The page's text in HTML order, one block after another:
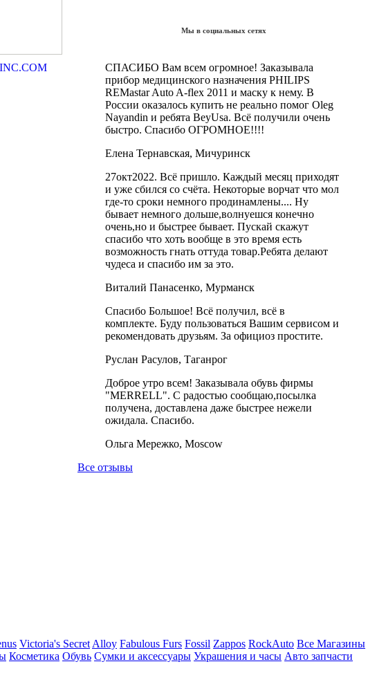
Мы в социальных сетях
СПАСИБО Вам всем огромное! Заказывала
прибор медицинского назначения PHILIPS
REMastar Auto A-flex 2011 и маску к нему. В
России оказалось купить не реально помог Oleg
Nayandin и ребята BeyUsa. Всё получили очень
быстро. Спасибо ОГРОМНОЕ!!!!
Елена Тернавская, Мичуринск
27окт2022. Всё пришло. Каждый месяц приходят
и уже сбился со счёта. Некоторые ворчат что мол
где-то сроки немного продинамлены.... Ну
бывает немного дольше,волнуешся конечно
очень,но и быстрее бывает. Пускай скажут
спасибо что хоть вообще в это время есть
возможность гнать оттуда товар.Ребята делают
чудеса и спасибо им за это.
Виталий Панасенко, Мурманск
Спасибо Большое! Всё получил, всё в
комплекте. Буду пользоваться Вашим сервисом и
рекомендовать друзьям. За официоз простите.
Руслан Расулов, Таганрог
Доброе утро всем! Заказывала обувь фирмы
"MERRELL". С радостью сообщаю,посылка
получена, доставлена даже быстрее нежели
ожидала. Спасибо.
Ольга Мережко, Moscow
Все отзывы
Victoria's Secret Alloy Fabulous Furs Fossil Zappos RockAuto Все Магазины
Косметика Обувь Сумки и аксессуары Украшения и часы Авто запчасти